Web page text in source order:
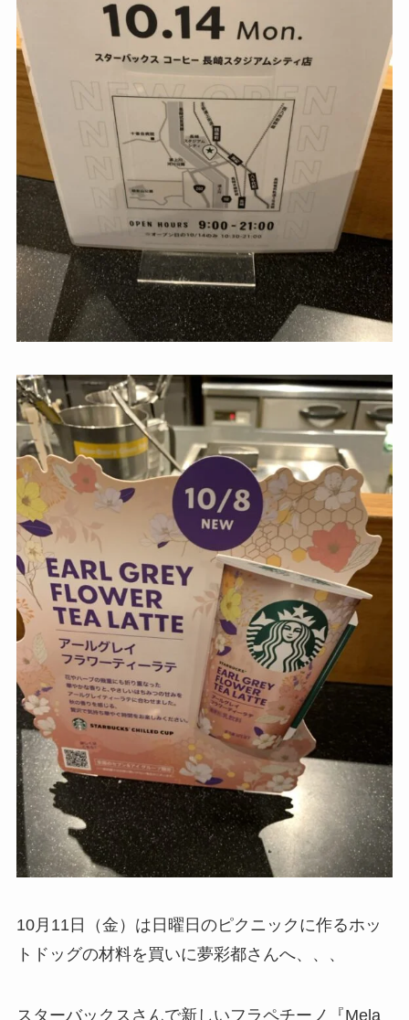
10月11日（金）は日曜日のピクニックに作るホッ
トドッグの材料を買いに夢彩都さんへ、、、
スターバックスさんで新しいフラペチーノ『Mela